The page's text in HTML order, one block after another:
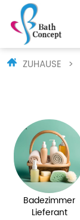
ZUHAUSE >
Badezimmer
Lieferant